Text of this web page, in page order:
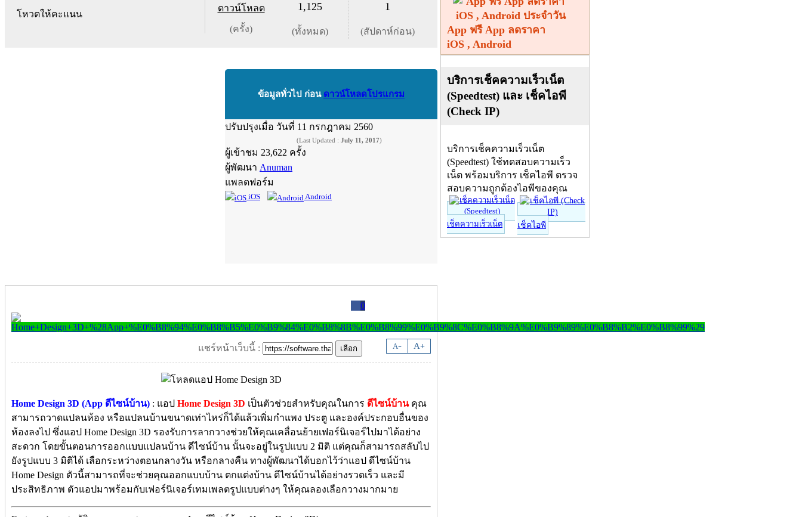
โหวตให้คะแนน
ดาวน์โหลด
(ครั้ง)
1,125
(ทั้งหมด)
1
(สัปดาห์ก่อน)
ข้อมูลทั่วไป ก่อน ดาวน์โหลดโปรแกรม
ปรับปรุงเมื่อ วันที่ 11 กรกฎาคม 2560
(Last Updated : July 11, 2017)
ผู้เข้าชม 23,622 ครั้ง
ผู้พัฒนา Anuman
แพลตฟอร์ม
iOS Android
0
A- A+
แชร์หน้าเว็บนี้ :
Home Design 3D (App ดีไซน์บ้าน) : แอป Home Design 3D เป็นตัวช่วยสำหรับคุณในการ ดีไซน์บ้านคุณ
สามารถวาดแปลนห้อง หรือแปลนบ้านขนาดเท่าไหร่ก็ได้แล้วเพิ่มกำแพง ประตู และองค์ประกอบอื่นของ
ห้องลงไป ซึ่งแอป Home Design 3D รองรับการลากวางช่วยให้คุณเคลื่อนย้ายเฟอร์นิเจอร์ไปมาได้อย่าง
สะดวก โดยขั้นตอนการออกแบบแปลนบ้าน ดีไซน์บ้าน นั้นจะอยู่ในรูปแบบ 2 มิติ แต่คุณก็สามารถสลับไป
ยังรูปแบบ 3 มิติได้ เลือกระหว่างตอนกลางวัน หรือกลางคืน ทางผู้พัฒนาได้บอกไว้ว่าแอป ดีไซน์บ้าน
Home Design ตัวนี้สามารถที่จะช่วยคุณออกแบบบ้าน ตกแต่งบ้าน ดีไซน์บ้านได้อย่างรวดเร็ว และมี
ประสิทธิภาพ ตัวแอปมาพร้อมกับเฟอร์นิเจอร์เทมเพลตรูปแบบต่างๆ ให้คุณลองเลือกวางมากมาย
App ฟรี App ลดราคา
iOS , Android
บริการเช็คความเร็วเน็ต
(Speedtest) และ เช็คไอพี
(Check IP)
บริการเช็คความเร็วเน็ต
(Speedtest) ใช้ทดสอบความเร็ว
เน็ต พร้อมบริการ เช็คไอพี ตรวจ
สอบความถูกต้องไอพีของคุณ
เช็คความเร็วเน็ต เช็คไอพี